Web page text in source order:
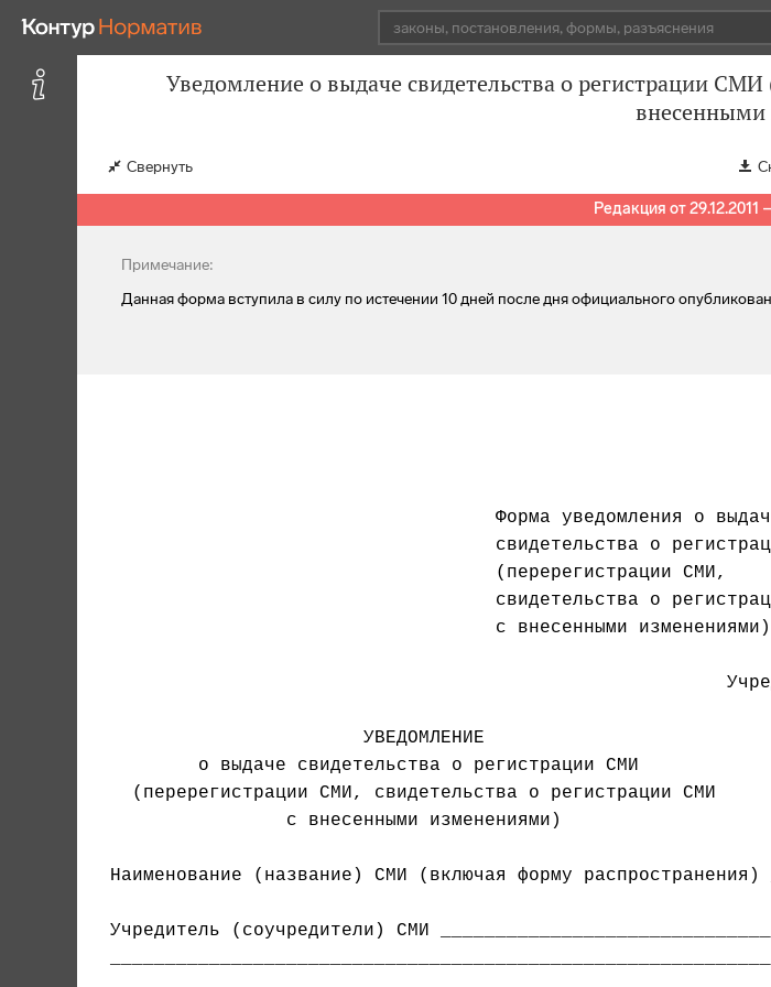
Уведомление о выдаче свидетельства о регистрации
Свернуть
Редакция от
Примечание:
Данная форма вступила в силу по истечении 10 дней после дня официального
Форма уведомления о
свидетельства о
                                   (перерегистрации СМИ,
свидетельства о
                                   с внесенными изменениями)
                       УВЕДОМЛЕНИЕ
  (перерегистрации СМИ, свидетельства о регистрации СМИ
                с внесенными изменениями)
Наименование (название) СМИ (включая форму распространения)
Учредитель (соучредители) СМИ